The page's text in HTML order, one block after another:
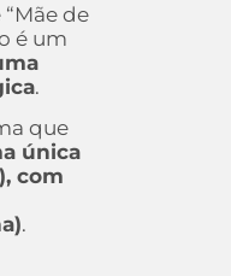
de
é um
.
que
única
com
.